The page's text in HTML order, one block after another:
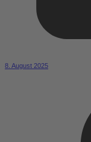
8. August 2025